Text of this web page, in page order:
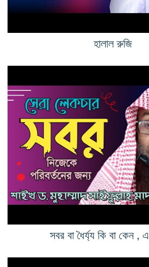
হালাল রুজি